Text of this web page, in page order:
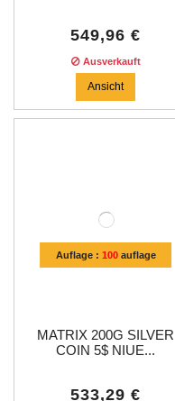
549,96 €
Ausverkauft
Ansicht
Auflage : 100auflage
MATRIX 200G SILVER
COIN 5$ NIUE...
533,29 €